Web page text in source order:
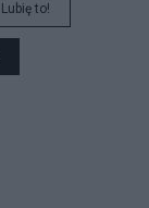
Lubię to!